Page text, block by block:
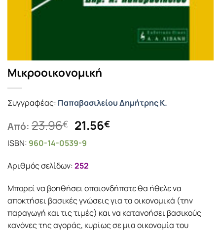
Μικροοικονομική
Συγγραφέας: Παπαβασιλείου Δημήτρης Κ.
Από: 23.96€ Original
price
was:
23.96€.
21.56€Η
ISBN: 960-14-0539-9
Αριθμός σελίδων:252
Mπορεί να βοηθήσει οποιονδήποτε θα ήθελε να
αποκτήσει βασικές γνώσεις για τα οικονομικά (την
παραγωγή και τις τιμές) και να κατανοήσει βασικούς
κανόνες της αγοράς, κυρίως σε μια οικονομία του